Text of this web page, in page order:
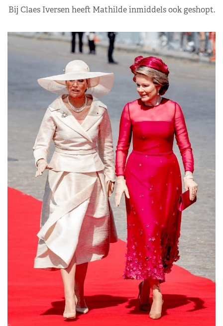
Bij Claes Iversen heeft Mathilde inmiddels ook geshopt.